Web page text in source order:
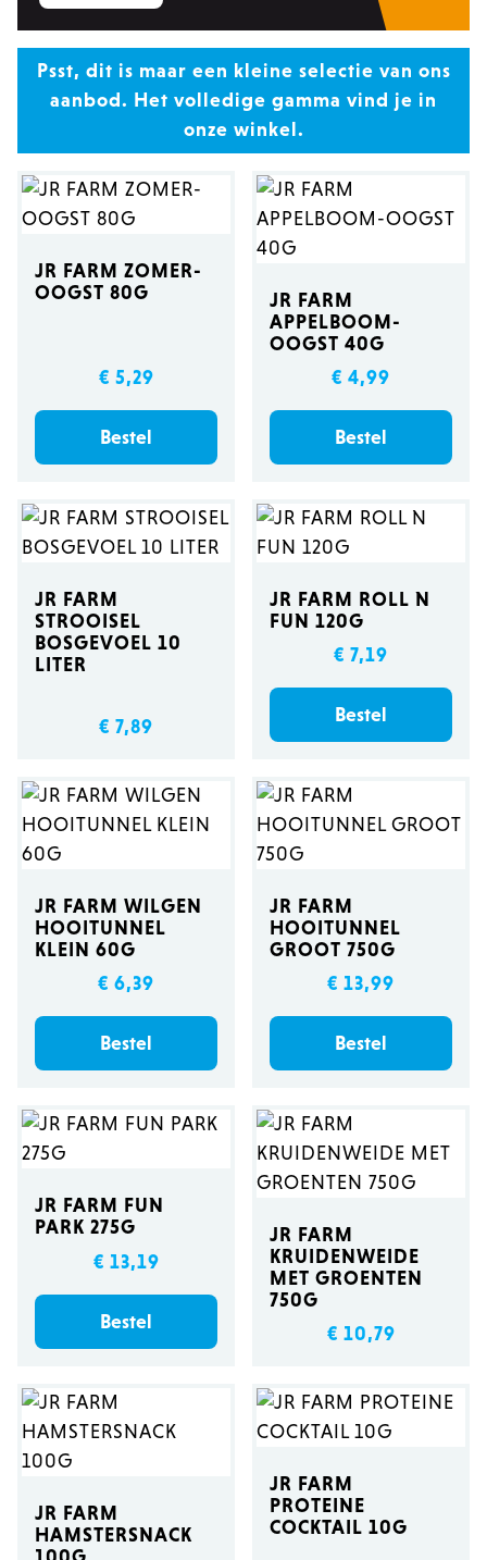
Psst, dit is maar een kleine selectie van ons
aanbod. Het volledige gamma vind je in
onze winkel.
JR FARM ZOMER-
OOGST 80G
€ 5,29
Bestel
JR FARM
APPELBOOM-
OOGST 40G
€ 4,99
Bestel
JR FARM
STROOISEL
BOSGEVOEL 10
LITER
€ 7,89
JR FARM ROLL N
FUN 120G
€ 7,19
Bestel
JR FARM WILGEN
HOOITUNNEL
KLEIN 60G
€ 6,39
Bestel
JR FARM
HOOITUNNEL
GROOT 750G
€ 13,99
Bestel
JR FARM FUN
PARK 275G
€ 13,19
Bestel
JR FARM
KRUIDENWEIDE
MET GROENTEN
750G
€ 10,79
JR FARM
HAMSTERSNACK
JR FARM
PROTEINE
COCKTAIL 10G